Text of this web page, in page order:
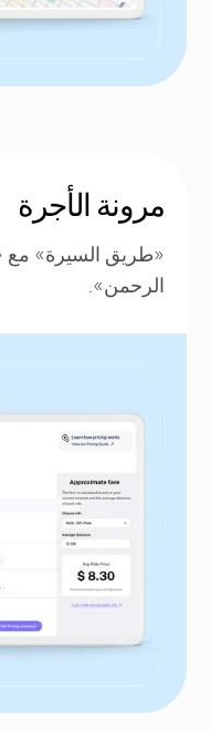
مرونة الأجرة
«طريق السيرة» مع
الرحمن».